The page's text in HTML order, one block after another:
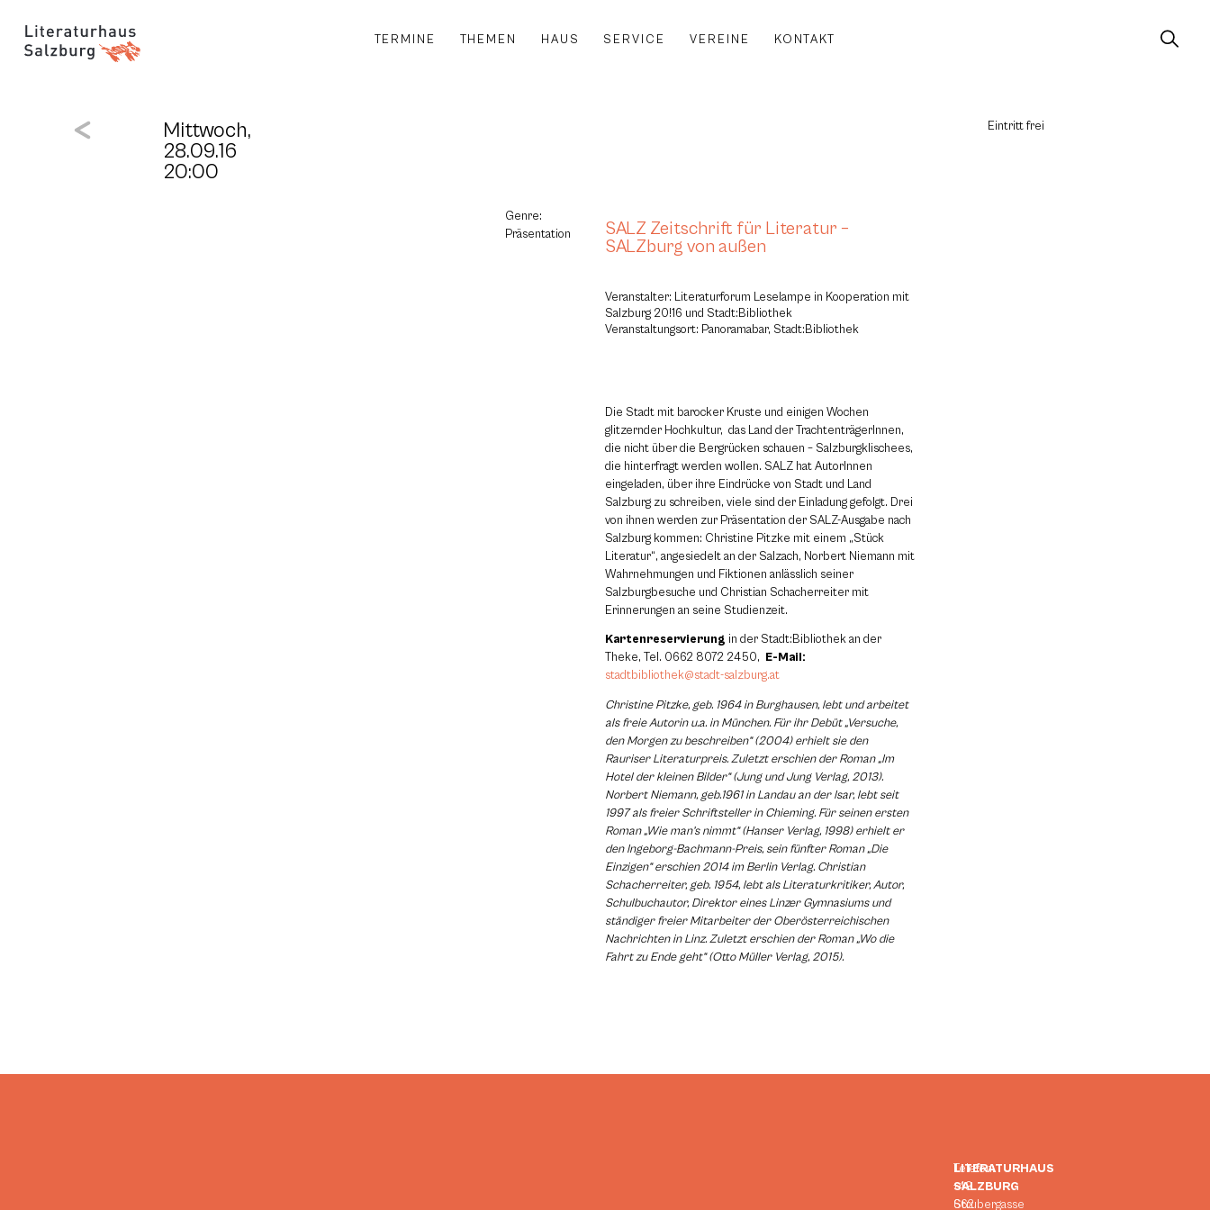
TERMINE THEMEN HAUS SERVICE VEREINE KONTAKT
Mittwoch,
28.09.16
20:00
Eintritt frei
Genre:
Präsentation
SALZ Zeitschrift für Literatur –
SALZburg von außen
Veranstalter: Literaturforum Leselampe in Kooperation mit
Salzburg 20!16 und Stadt:Bibliothek
Veranstaltungsort: Panoramabar, Stadt:Bibliothek
Die Stadt mit barocker Kruste und einigen Wochen
glitzernder Hochkultur, das Land der TrachtenträgerInnen,
die nicht über die Bergrücken schauen – Salzburgklischees,
die hinterfragt werden wollen. SALZ hat AutorInnen
eingeladen, über ihre Eindrücke von Stadt und Land
Salzburg zu schreiben, viele sind der Einladung gefolgt. Drei
von ihnen werden zur Präsentation der SALZ-Ausgabe nach
Salzburg kommen: Christine Pitzke mit einem „Stück
Literatur“, angesiedelt an der Salzach, Norbert Niemann mit
Wahrnehmungen und Fiktionen anlässlich seiner
Salzburgbesuche und Christian Schacherreiter mit
Erinnerungen an seine Studienzeit.
Kartenreservierung in der Stadt:Bibliothek an der
Theke, Tel. 0662 8072 2450, E-Mail:
stadtbibliothek@stadt-salzburg.at
Christine Pitzke, geb. 1964 in Burghausen, lebt und arbeitet
als freie Autorin u.a. in München. Für ihr Debüt „Versuche,
den Morgen zu beschreiben“ (2004) erhielt sie den
Rauriser Literaturpreis. Zuletzt erschien der Roman „Im
Hotel der kleinen Bilder“ (Jung und Jung Verlag, 2013).
Norbert Niemann, geb.1961 in Landau an der Isar, lebt seit
1997 als freier Schriftsteller in Chieming. Für seinen ersten
Roman „Wie man’s nimmt“ (Hanser Verlag, 1998) erhielt er
den Ingeborg-Bachmann-Preis, sein fünfter Roman „Die
Einzigen“ erschien 2014 im Berlin Verlag. Christian
Schacherreiter, geb. 1954, lebt als Literaturkritiker, Autor,
Schulbuchautor, Direktor eines Linzer Gymnasiums und
ständiger freier Mitarbeiter der Oberösterreichischen
Nachrichten in Linz. Zuletzt erschien der Roman „Wo die
Fahrt zu Ende geht“ (Otto Müller Verlag, 2015).
LITERATURHAUS
SALZBURG
Strubergasse
Telefon:
+43
662